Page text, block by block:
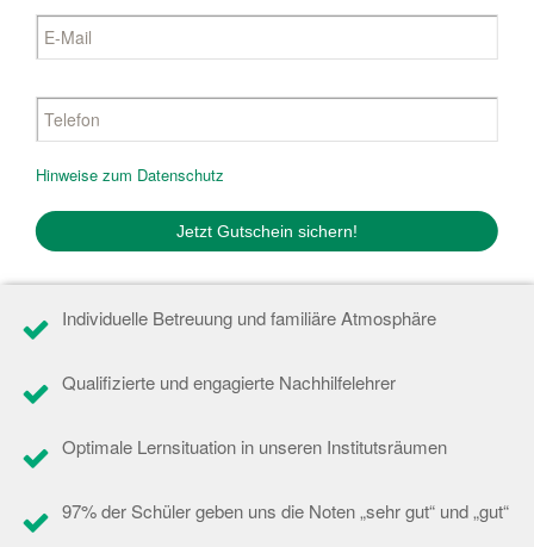
Hinweise zum Datenschutz
Individuelle Betreuung und familiäre Atmosphäre
Qualifizierte und engagierte Nachhilfelehrer
Optimale Lernsituation in unseren Institutsräumen
97% der Schüler geben uns die Noten „sehr gut“ und „gut“